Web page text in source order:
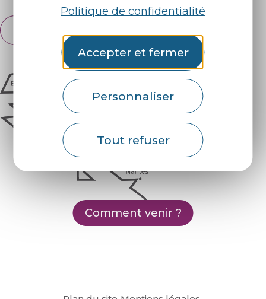
Politique de confidentialité
Accepter et fermer
Personnaliser
Tout refuser
English
Comment venir ?